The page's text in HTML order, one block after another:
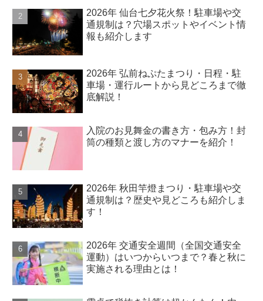
2026年 仙台七夕花火祭！駐車場や交
通規制は？穴場スポットやイベント情
報も紹介します
2026年 弘前ねぷたまつり・日程・駐
車場・運行ルートから見どころまで徹
底解説！
入院のお見舞金の書き方・包み方！封
筒の種類と渡し方のマナーを紹介！
2026年 秋田竿燈まつり・駐車場や交
通規制は？歴史や見どころも紹介しま
す！
2026年 交通安全週間（全国交通安全
運動）はいつからいつまで？春と秋に
実施される理由とは！